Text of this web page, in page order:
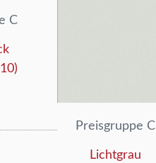
C
Preisgruppe C
Lichtgrau